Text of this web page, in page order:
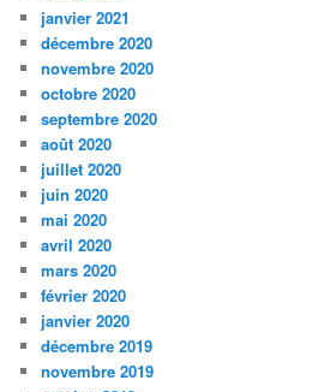
janvier 2021
décembre 2020
novembre 2020
octobre 2020
septembre 2020
août 2020
juillet 2020
juin 2020
mai 2020
avril 2020
mars 2020
février 2020
janvier 2020
décembre 2019
novembre 2019